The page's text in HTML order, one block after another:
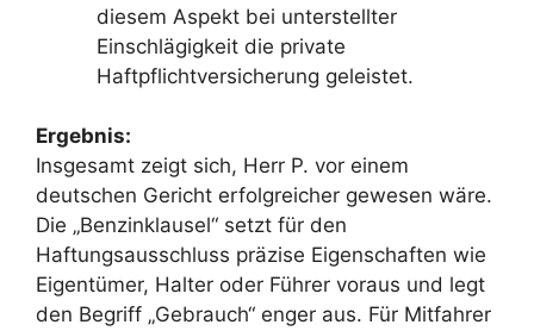
diesem Aspekt bei unterstellter
Einschlägigkeit die private
Haftpflichtversicherung geleistet.
Ergebnis:
Insgesamt zeigt sich, Herr P. vor einem
deutschen Gericht erfolgreicher gewesen wäre.
Die „Benzinklausel“ setzt für den
Haftungsausschluss präzise Eigenschaften wie
Eigentümer, Halter oder Führer voraus und legt
den Begriff „Gebrauch“ enger aus. Für Mitfahrer